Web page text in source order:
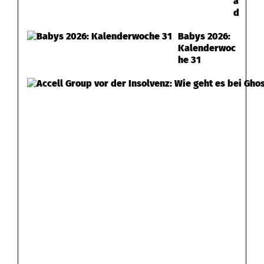
d
Babys 2026:
Kalenderwoc
he 31